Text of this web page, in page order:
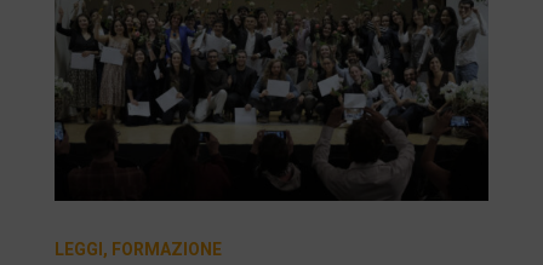
LEGGI , FORMAZIONE